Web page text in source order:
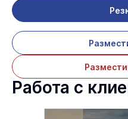
Работа с